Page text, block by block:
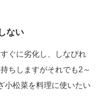
ない
ぐに劣化し、しなびれ
ちしますがそれでも2～
小松菜を料理に使いたい